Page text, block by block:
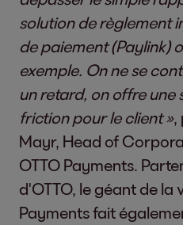
solution de règlement
de paiement (Paylink)
exemple. On ne se
un retard, on offre une
friction pour le client »,
Mayr, Head of
OTTO Payments.
d'OTTO, le géant de la
Payments fait